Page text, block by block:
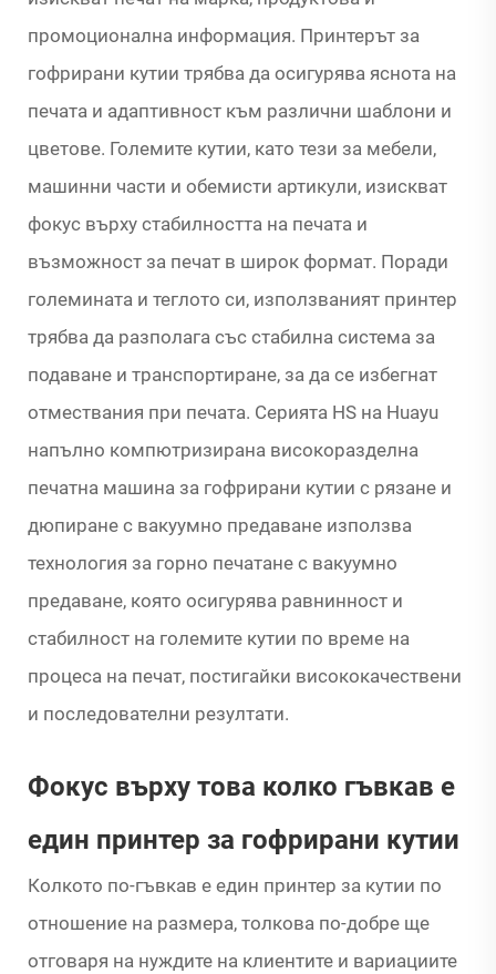
промоционална информация. Принтерът за
гофрирани кутии трябва да осигурява яснота на
печата и адаптивност към различни шаблони и
цветове. Големите кутии, като тези за мебели,
машинни части и обемисти артикули, изискват
фокус върху стабилността на печата и
възможност за печат в широк формат. Поради
големината и теглото си, използваният принтер
трябва да разполага със стабилна система за
подаване и транспортиране, за да се избегнат
отмествания при печата. Серията HS на Huayu
напълно компютризирана високоразделна
печатна машина за гофрирани кутии с рязане и
дюпиране с вакуумно предаване използва
технология за горно печатане с вакуумно
предаване, която осигурява равнинност и
стабилност на големите кутии по време на
процеса на печат, постигайки висококачествени
и последователни резултати.
Фокус върху това колко гъвкав е
един принтер за гофрирани кутии
Колкото по-гъвкав е един принтер за кутии по
отношение на размера, толкова по-добре ще
отговаря на нуждите на клиентите и вариациите